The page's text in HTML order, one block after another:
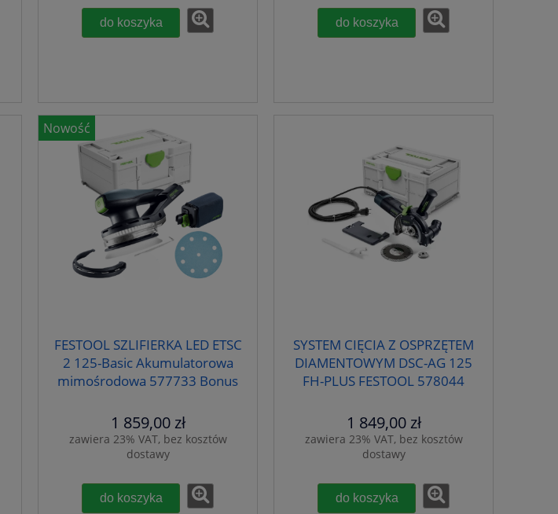
do koszyka do koszyka
FESTOOL SZLIFIERKA LED ETSC
2 125-Basic Akumulatorowa
mimośrodowa 577733 Bonus
1 859,00 zł
zawiera 23% VAT, bez kosztów
dostawy
do koszyka
Nowość
SYSTEM CIĘCIA Z OSPRZĘTEM
DIAMENTOWYM DSC-AG 125
FH-PLUS FESTOOL 578044
1 849,00 zł
zawiera 23% VAT, bez kosztów
dostawy
do koszyka